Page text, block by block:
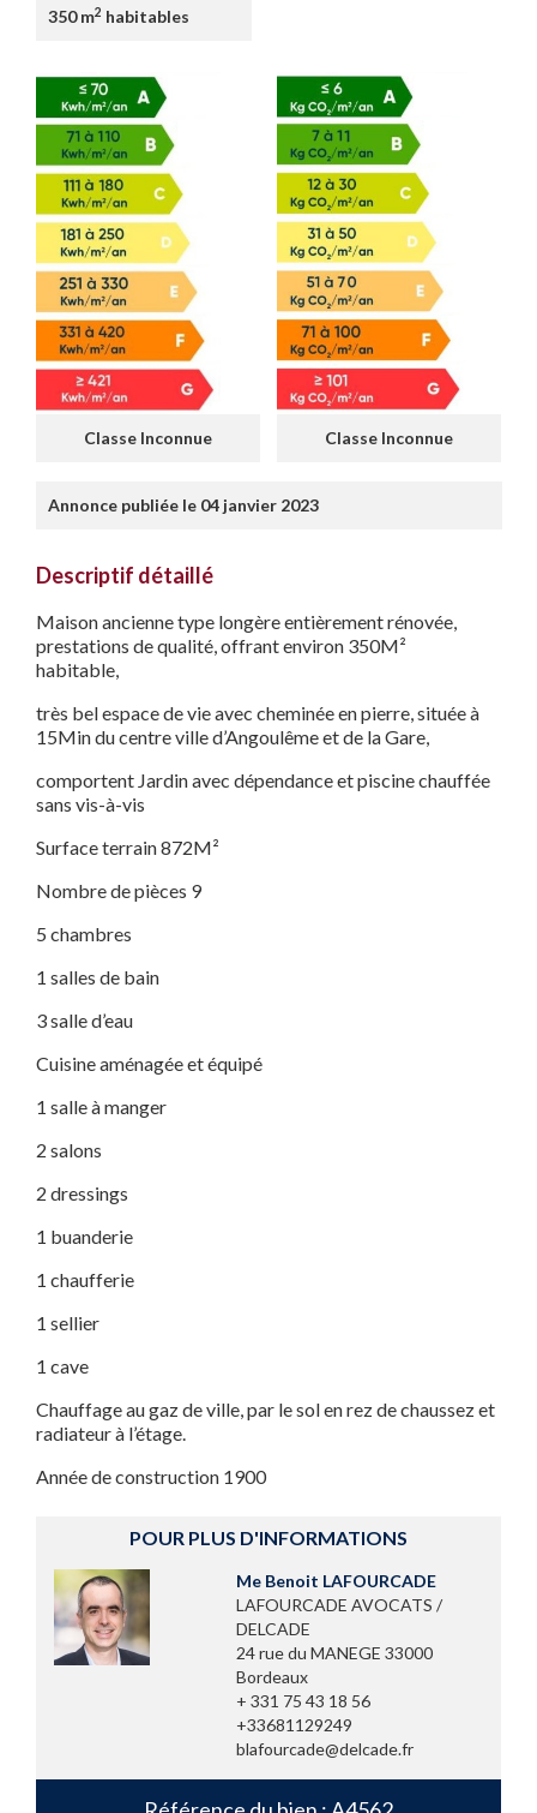
350 m2 habitables
Classe Inconnue Classe Inconnue
Annonce publiée le 04 janvier 2023
Descriptif détaillé
Maison ancienne type longère entièrement rénovée,
prestations de qualité, offrant environ 350M²
habitable,
très bel espace de vie avec cheminée en pierre, située à
15Min du centre ville d’Angoulême et de la Gare,
comportent Jardin avec dépendance et piscine chauffée
sans vis-à-vis
Surface terrain 872M²
Nombre de pièces 9
5 chambres
1 salles de bain
3 salle d’eau
Cuisine aménagée et équipé
1 salle à manger
2 salons
2 dressings
1 buanderie
1 chaufferie
1 sellier
1 cave
Chauffage au gaz de ville, par le sol en rez de chaussez et
radiateur à l’étage.
Année de construction 1900
POUR PLUS D'INFORMATIONS
Me Benoit LAFOURCADE
LAFOURCADE AVOCATS /
DELCADE
24 rue du MANEGE 33000
Bordeaux
+ 331 75 43 18 56
+33681129249
blafourcade@delcade.fr